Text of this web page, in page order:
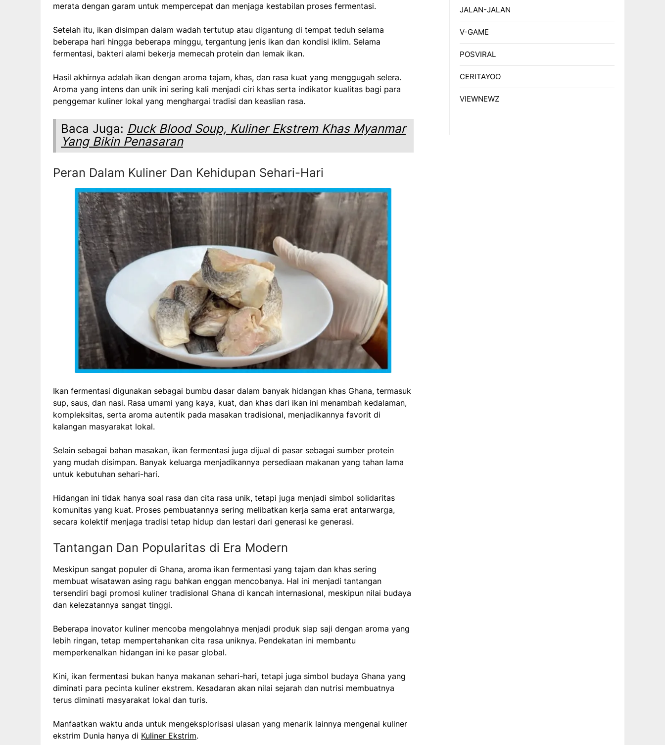
merata dengan garam untuk mempercepat dan menjaga kestabilan proses fermentasi.
Setelah itu, ikan disimpan dalam wadah tertutup atau digantung di tempat teduh selama
beberapa hari hingga beberapa minggu, tergantung jenis ikan dan kondisi iklim. Selama
fermentasi, bakteri alami bekerja memecah protein dan lemak ikan.
Hasil akhirnya adalah ikan dengan aroma tajam, khas, dan rasa kuat yang menggugah selera.
Aroma yang intens dan unik ini sering kali menjadi ciri khas serta indikator kualitas bagi para
penggemar kuliner lokal yang menghargai tradisi dan keaslian rasa.
Baca Juga: Duck Blood Soup, Kuliner Ekstrem Khas Myanmar
Yang Bikin Penasaran
Peran Dalam Kuliner Dan Kehidupan Sehari-Hari
Ikan fermentasi digunakan sebagai bumbu dasar dalam banyak hidangan khas Ghana, termasuk
sup, saus, dan nasi. Rasa umami yang kaya, kuat, dan khas dari ikan ini menambah kedalaman,
kompleksitas, serta aroma autentik pada masakan tradisional, menjadikannya favorit di
kalangan masyarakat lokal.
Selain sebagai bahan masakan, ikan fermentasi juga dijual di pasar sebagai sumber protein
yang mudah disimpan. Banyak keluarga menjadikannya persediaan makanan yang tahan lama
untuk kebutuhan sehari-hari.
Hidangan ini tidak hanya soal rasa dan cita rasa unik, tetapi juga menjadi simbol solidaritas
komunitas yang kuat. Proses pembuatannya sering melibatkan kerja sama erat antarwarga,
secara kolektif menjaga tradisi tetap hidup dan lestari dari generasi ke generasi.
Tantangan Dan Popularitas di Era Modern
Meskipun sangat populer di Ghana, aroma ikan fermentasi yang tajam dan khas sering
membuat wisatawan asing ragu bahkan enggan mencobanya. Hal ini menjadi tantangan
tersendiri bagi promosi kuliner tradisional Ghana di kancah internasional, meskipun nilai budaya
dan kelezatannya sangat tinggi.
Beberapa inovator kuliner mencoba mengolahnya menjadi produk siap saji dengan aroma yang
lebih ringan, tetap mempertahankan cita rasa uniknya. Pendekatan ini membantu
memperkenalkan hidangan ini ke pasar global.
Kini, ikan fermentasi bukan hanya makanan sehari-hari, tetapi juga simbol budaya Ghana yang
diminati para pecinta kuliner ekstrem. Kesadaran akan nilai sejarah dan nutrisi membuatnya
terus diminati masyarakat lokal dan turis.
Manfaatkan waktu anda untuk mengeksplorisasi ulasan yang menarik lainnya mengenai kuliner
ekstrim Dunia hanya di Kuliner Ekstrim.
JALAN-JALAN
V-GAME
POSVIRAL
CERITAYOO
VIEWNEWZ